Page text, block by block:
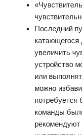
Последний
катающегося
увеличить
устройство
или
можно
команды
рекомендуют